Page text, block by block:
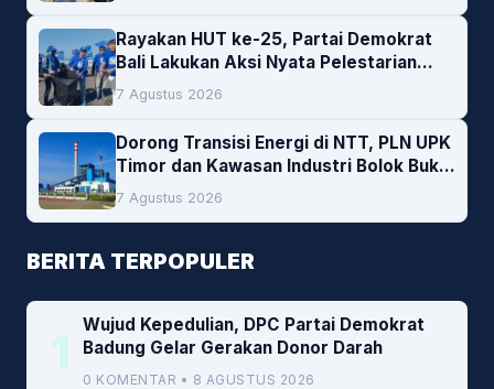
Rayakan HUT ke-25, Partai Demokrat
Bali Lakukan Aksi Nyata Pelestarian
Lingkungan
7 Agustus 2026
Dorong Transisi Energi di NTT, PLN UPK
Timor dan Kawasan Industri Bolok Buka
Peluang Investasi Woodchip untuk
Cofiring PLTU Bolok
7 Agustus 2026
BERITA TERPOPULER
1
Wujud Kepedulian, DPC Partai Demokrat
Badung Gelar Gerakan Donor Darah
0 KOMENTAR • 8 AGUSTUS 2026